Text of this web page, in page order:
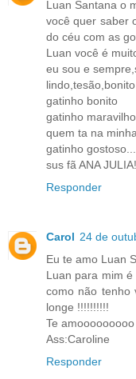
Luan Santana o
você quer saber
do céu com as
Luan você é
eu sou e
gatinho bonito
gatinho
quem ta na
gatinho
sus fã ANA
Responder
Carol 24 de
Eu te amo Luan
Luan para mim
como não tenho
longe !!!!!!!!!!
Te
Ass:Caroline
Responder